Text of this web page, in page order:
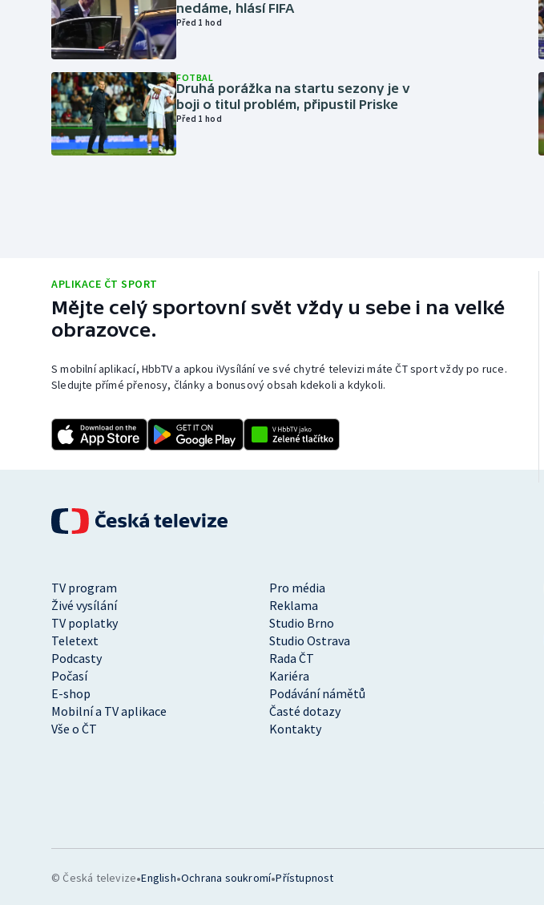
nedáme, hlásí FIFA
Před 1 hod
FOTBAL
Druhá porážka na startu sezony je v
boji o titul problém, připustil Priske
Před 1 hod
APLIKACE ČT SPORT
Mějte celý sportovní svět vždy u sebe i na velké
obrazovce.
S mobilní aplikací, HbbTV a apkou iVysílání ve své chytré televizi máte ČT sport vždy po ruce.
Sledujte přímé přenosy, články a bonusový obsah kdekoli a kdykoli.
TV program
Pro média
Živé vysílání
Reklama
TV poplatky
Studio Brno
Teletext
Studio Ostrava
Podcasty
Rada ČT
Počasí
Kariéra
E-shop
Podávání námětů
Mobilní a TV aplikace
Časté dotazy
Vše o ČT
Kontakty
© Česká televize•English•Ochrana soukromí•Přístupnost